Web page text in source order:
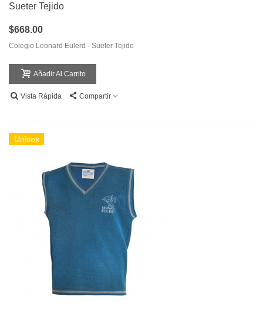
Sueter Tejido
$668.00
Colegio Leonard Eulerd - Sueter Tejido
Añadir Al Carrito
Vista Rápida Compartir
Unisex